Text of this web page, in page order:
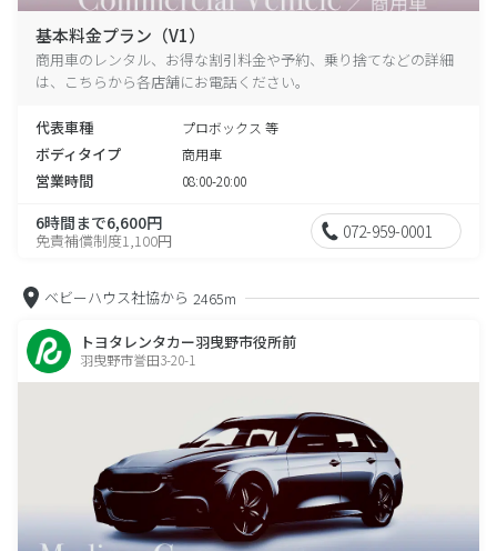
基本料金プラン（V1）
商用車のレンタル、お得な割引料金や予約、乗り捨てなどの詳細
は、こちらから各店舗にお電話ください。
代表車種 プロボックス 等
ボディタイプ 商用車
営業時間 08:00-20:00
6時間まで6,600円
免責補償制度1,100円 072-959-0001
ベビーハウス社協から 2465m
トヨタレンタカー羽曳野市役所前
羽曳野市誉田3-20-1